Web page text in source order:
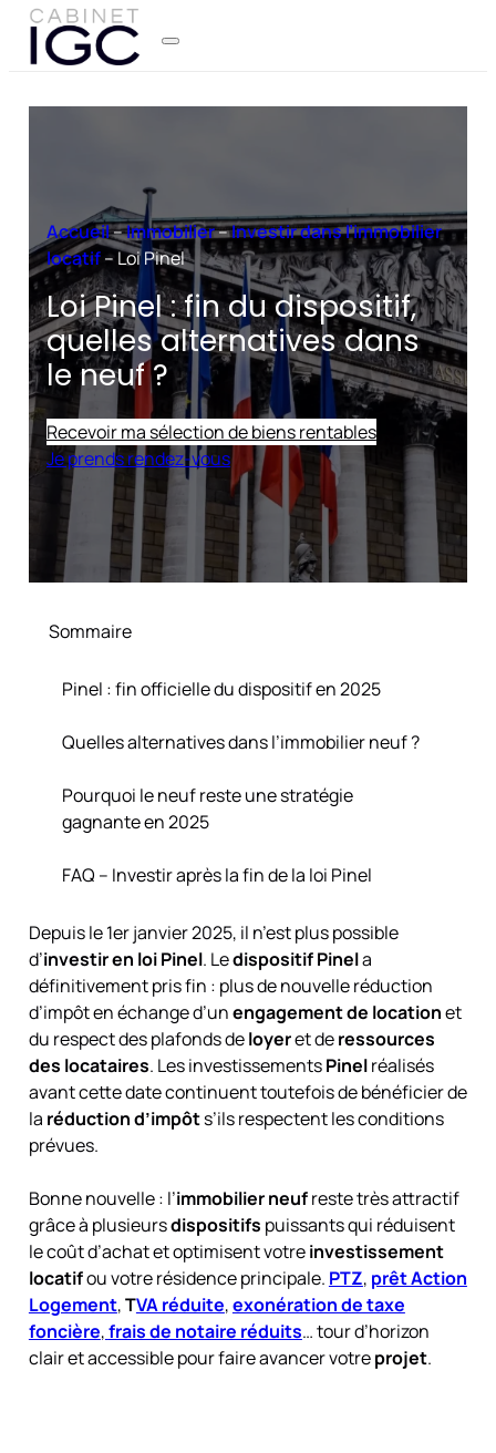
Accueil–Immobilier–Investir dans l’immobilier
locatif–Loi Pinel
Loi Pinel : fin du dispositif,
quelles alternatives dans
le neuf ?
Recevoir ma sélection de biens rentables
Je prends rendez-vous
Depuis le 1er janvier 2025, il n’est plus possible
d’investir en loi Pinel. Ledispositif Pinela
définitivement pris fin : plus de nouvelle réduction
d’impôt en échange d’unengagement de locationet
du respect des plafonds deloyeret deressources
des locataires. Les investissementsPinelréalisés
avant cette date continuent toutefois de bénéficier de
la réduction d’impôts’ils respectent les conditions
prévues.
Bonne nouvelle : l’immobilier neufreste très attractif
grâce à plusieursdispositifs puissants qui réduisent
le coût d’achat et optimisent votreinvestissement
locatifou votre résidence principale. PTZ, prêt Action
Logement,TVA réduite,exonération de taxe
foncière,frais de notaire réduits… tour d’horizon
clair et accessible pour faire avancer votreprojet.
Sommaire
Pinel : fin officielle du dispositif en 2025
Quelles alternatives dans l’immobilier neuf ?
Pourquoi le neuf reste une stratégie
gagnante en 2025
FAQ – Investir après la fin de la loi Pinel